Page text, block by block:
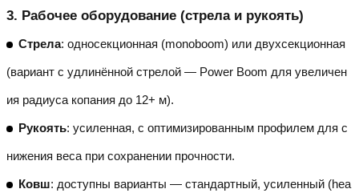
3. Рабочее оборудование (стрела и рукоять)
Стрела: односекционная (monoboom) или двухсекционная
(вариант с удлинённой стрелой — Power Boom для увеличен
ия радиуса копания до 12+ м).
Рукоять: усиленная, с оптимизированным профилем для с
нижения веса при сохранении прочности.
Ковш: доступны варианты — стандартный, усиленный (hea